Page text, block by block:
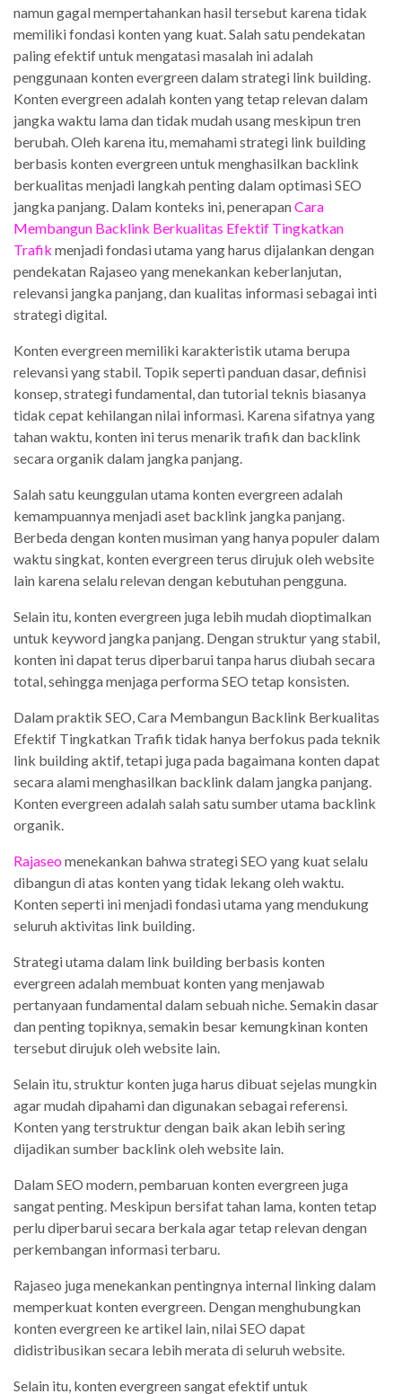
namun gagal mempertahankan hasil tersebut karena tidak
memiliki fondasi konten yang kuat. Salah satu pendekatan
paling efektif untuk mengatasi masalah ini adalah
penggunaan konten evergreen dalam strategi link building.
Konten evergreen adalah konten yang tetap relevan dalam
jangka waktu lama dan tidak mudah usang meskipun tren
berubah. Oleh karena itu, memahami strategi link building
berbasis konten evergreen untuk menghasilkan backlink
berkualitas menjadi langkah penting dalam optimasi SEO
jangka panjang. Dalam konteks ini, penerapanCara
Membangun Backlink Berkualitas Efektif Tingkatkan
Trafik menjadi fondasi utama yang harus dijalankan dengan
pendekatan Rajaseo yang menekankan keberlanjutan,
relevansi jangka panjang, dan kualitas informasi sebagai inti
strategi digital.
Konten evergreen memiliki karakteristik utama berupa
relevansi yang stabil. Topik seperti panduan dasar, definisi
konsep, strategi fundamental, dan tutorial teknis biasanya
tidak cepat kehilangan nilai informasi. Karena sifatnya yang
tahan waktu, konten ini terus menarik trafik dan backlink
secara organik dalam jangka panjang.
Salah satu keunggulan utama konten evergreen adalah
kemampuannya menjadi aset backlink jangka panjang.
Berbeda dengan konten musiman yang hanya populer dalam
waktu singkat, konten evergreen terus dirujuk oleh website
lain karena selalu relevan dengan kebutuhan pengguna.
Selain itu, konten evergreen juga lebih mudah dioptimalkan
untuk keyword jangka panjang. Dengan struktur yang stabil,
konten ini dapat terus diperbarui tanpa harus diubah secara
total, sehingga menjaga performa SEO tetap konsisten.
Dalam praktik SEO, Cara Membangun Backlink Berkualitas
Efektif Tingkatkan Trafik tidak hanya berfokus pada teknik
link building aktif, tetapi juga pada bagaimana konten dapat
secara alami menghasilkan backlink dalam jangka panjang.
Konten evergreen adalah salah satu sumber utama backlink
organik.
Rajaseomenekankan bahwa strategi SEO yang kuat selalu
dibangun di atas konten yang tidak lekang oleh waktu.
Konten seperti ini menjadi fondasi utama yang mendukung
seluruh aktivitas link building.
Strategi utama dalam link building berbasis konten
evergreen adalah membuat konten yang menjawab
pertanyaan fundamental dalam sebuah niche. Semakin dasar
dan penting topiknya, semakin besar kemungkinan konten
tersebut dirujuk oleh website lain.
Selain itu, struktur konten juga harus dibuat sejelas mungkin
agar mudah dipahami dan digunakan sebagai referensi.
Konten yang terstruktur dengan baik akan lebih sering
dijadikan sumber backlink oleh website lain.
Dalam SEO modern, pembaruan konten evergreen juga
sangat penting. Meskipun bersifat tahan lama, konten tetap
perlu diperbarui secara berkala agar tetap relevan dengan
perkembangan informasi terbaru.
Rajaseo juga menekankan pentingnya internal linking dalam
memperkuat konten evergreen. Dengan menghubungkan
konten evergreen ke artikel lain, nilai SEO dapat
didistribusikan secara lebih merata di seluruh website.
Selain itu, konten evergreen sangat efektif untuk